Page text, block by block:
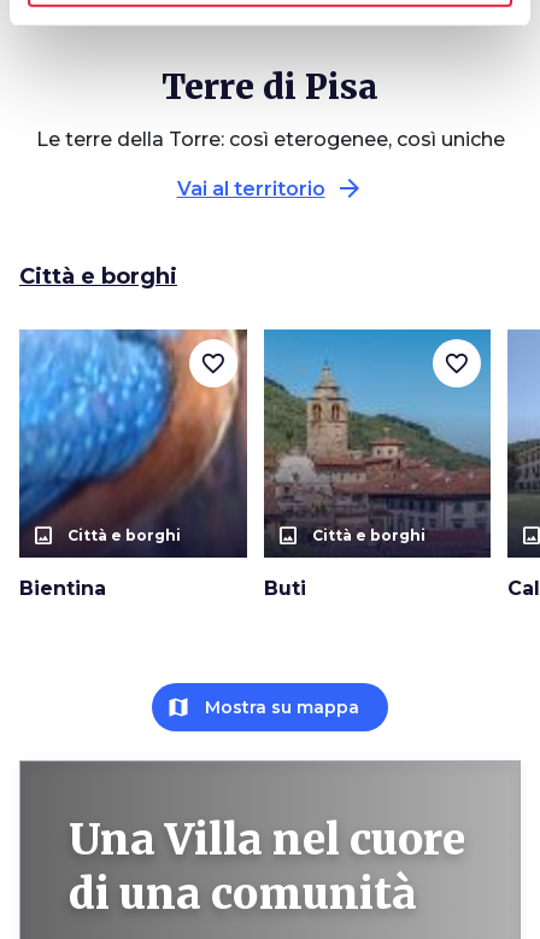
etrusco
Terre di Pisa
Le terre della Torre: così eterogenee, così uniche
Vai al territorio arrow_forward
Città e borghi
photo_size_select_actual Città e borghi
Bientina
favorite_border
photo_size_select_actual Città e borghi
Buti
favorite_border
map Mostra su mappa
Una Villa nel cuore
di una comunità